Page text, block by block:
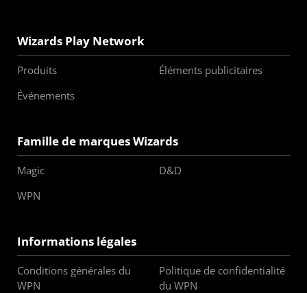
Wizards Play Network
Produits
Éléments publicitaires
Événements
Famille de marques Wizards
Magic
D&D
WPN
Informations légales
Conditions générales du
WPN
Politique de confidentialité
du WPN